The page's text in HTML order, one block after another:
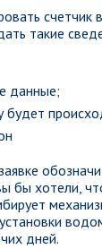
счетчик
такие
данные;
бы хотели,
дней.